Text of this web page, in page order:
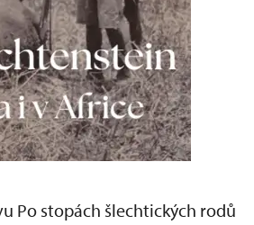
Po stopách šlechtických rodů